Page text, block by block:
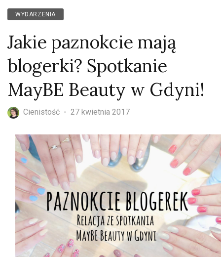
WYDARZENIA
Jakie paznokcie mają
blogerki? Spotkanie
MayBE Beauty w Gdyni!
Cienistość - 27 kwietnia 2017